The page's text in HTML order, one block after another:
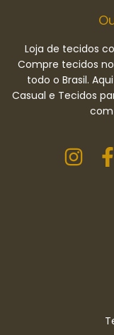
Loja de tecidos
Compre tecidos
todo o Brasil.
Casual e Tecidos
com